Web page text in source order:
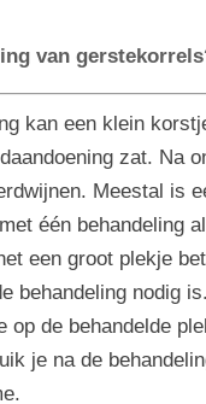
van
kan een klein
zat. Na
Meestal is
één behandeling
een groot plekje
behandeling nodig is.
op de behandelde
je na de